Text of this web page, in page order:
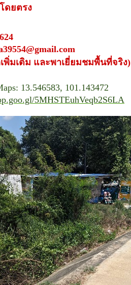
ดยตรง
พิ่มเติม และพาเยี่ยมชมพื้นที่จริง)
13.546583, 101.143472
5MHSTEuhVeqb2S6LA